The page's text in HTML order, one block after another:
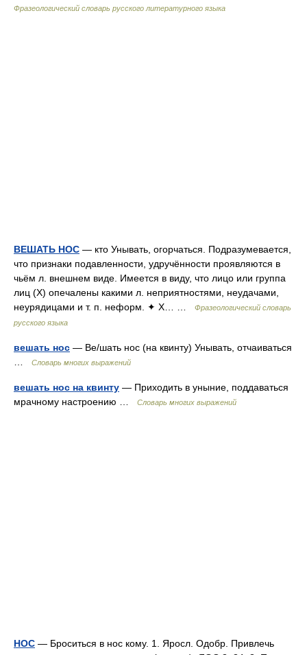
Фразеологический словарь русского литературного языка
ВЕШАТЬ НОС — кто Унывать, огорчаться. Подразумевается,
что признаки подавленности, удручённости проявляются в
чьём л. внешнем виде. Имеется в виду, что лицо или группа
лиц (Х) опечалены какими л. неприятностями, неудачами,
неурядицами и т. п. неформ. ✦ Х… …
Фразеологический словарь
русского языка
вешать нос — Ве/шать нос (на квинту) Унывать, отчаиваться
Словарь многих выражений
вешать нос на квинту — Приходить в уныние, поддаваться
мрачному настроению …
Словарь многих выражений
НОС — Броситься в нос кому. 1. Яросл. Одобр. Привлечь